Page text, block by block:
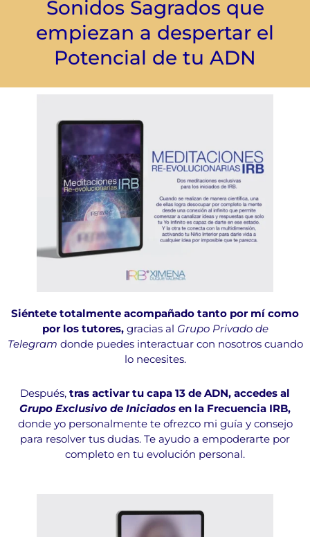
Sonidos Sagrados que
empiezan a despertar el
Potencial de tu ADN
Siéntete totalmente acompañado tanto por mí como
por los tutores, gracias al Grupo Privado de
Telegram donde puedes interactuar con nosotros cuando
lo necesites.
Después, tras activar tu capa 13 de ADN, accedes al
Grupo Exclusivo de Iniciados en la Frecuencia IRB,
donde yo personalmente te ofrezco mi guía y consejo
para resolver tus dudas. Te ayudo a empoderarte por
completo en tu evolución personal.